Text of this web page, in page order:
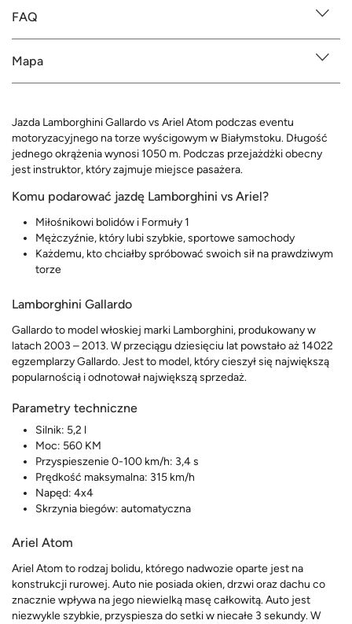
FAQ
Mapa
Jazda Lamborghini Gallardo vs Ariel Atom podczas eventu
motoryzacyjnego na torze wyścigowym w Białymstoku. Długość
jednego okrążenia wynosi 1050 m. Podczas przejażdżki obecny
jest instruktor, który zajmuje miejsce pasażera.
Komu podarować jazdę Lamborghini vs Ariel?
Miłośnikowi bolidów i Formuły 1
Mężczyźnie, który lubi szybkie, sportowe samochody
Każdemu, kto chciałby spróbować swoich sił na prawdziwym
torze
Lamborghini Gallardo
Gallardo to model włoskiej marki Lamborghini, produkowany w
latach 2003 – 2013. W przeciągu dziesięciu lat powstało aż 14022
egzemplarzy Gallardo. Jest to model, który cieszył się największą
popularnością i odnotował największą sprzedaż.
Parametry techniczne
Silnik: 5,2 l
Moc: 560 KM
Przyspieszenie 0-100 km/h: 3,4 s
Prędkość maksymalna: 315 km/h
Napęd: 4x4
Skrzynia biegów: automatyczna
Ariel Atom
Ariel Atom to rodzaj bolidu, którego nadwozie oparte jest na
konstrukcji rurowej. Auto nie posiada okien, drzwi oraz dachu co
znacznie wpływa na jego niewielką masę całkowitą. Auto jest
niezwykle szybkie, przyspiesza do setki w niecałe 3 sekundy. W